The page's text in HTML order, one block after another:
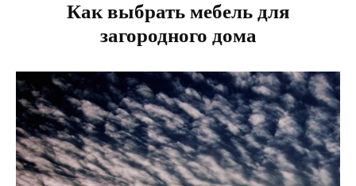
Как выбрать мебель для
загородного дома